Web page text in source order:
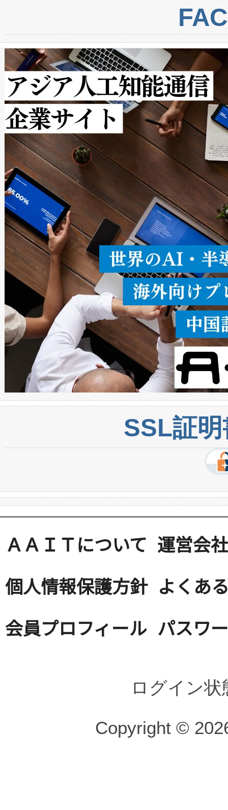
centers. Voltaiqは、ai&のAI
からシステム統合、試運転、
クルの各段階のデータを監視
[…]
トに対して約600メートルに
では、反射率10％のターゲッ
で向上し、最大検知距離は
ットだけで最大1キロメート
ルの変電所周囲を監視でき、
作業と点群処理を簡素化でき
Avia 2は、2種類のFOVオプシ
× 80°のノーマルモード、長
ードを切り替えて使用するこ
ることなく、単一のデバイス
うにします。遠距離まで届く
密度なスキャ […]
SSL証
ＡＡＩＴについて 運営会社
個人情報保護方針 よくあ
会員プロフィール パスワ
ログイン
Copyright ©